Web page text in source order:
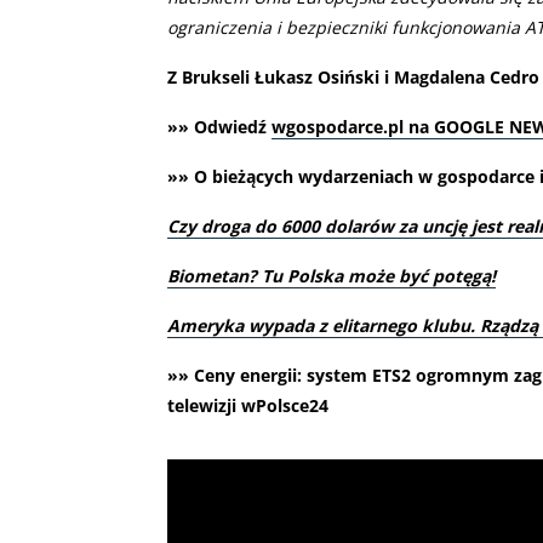
ograniczenia i bezpieczniki funkcjonowania
Z Brukseli Łukasz Osiński i Magdalena Cedro
»» Odwiedź wgospodarce.pl na GOOGLE
»» O bieżących wydarzeniach w
Czy droga do 6000 dolarów za uncję jest
Biometan? Tu Polska może być potęgą!
Ameryka wypada z elitarnego klubu.
»» Ceny energii: system ETS2 ogromnym
telewizji wPolsce24